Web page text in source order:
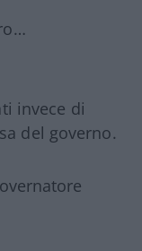
invece di
del governo.